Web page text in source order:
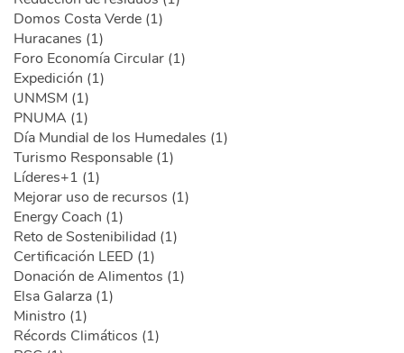
Domos Costa Verde (1)
Huracanes (1)
Foro Economía Circular (1)
Expedición (1)
UNMSM (1)
PNUMA (1)
Día Mundial de los Humedales (1)
Turismo Responsable (1)
Líderes+1 (1)
Mejorar uso de recursos (1)
Energy Coach (1)
Reto de Sostenibilidad (1)
Certificación LEED (1)
Donación de Alimentos (1)
Elsa Galarza (1)
Ministro (1)
Récords Climáticos (1)